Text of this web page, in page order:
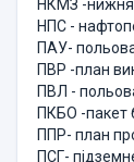
НКМЗ -нижня
НПС -
ПАУ-
ПВР -план
ПВЛ -
ПКБО -пакет
ППР- план
ПСГ-